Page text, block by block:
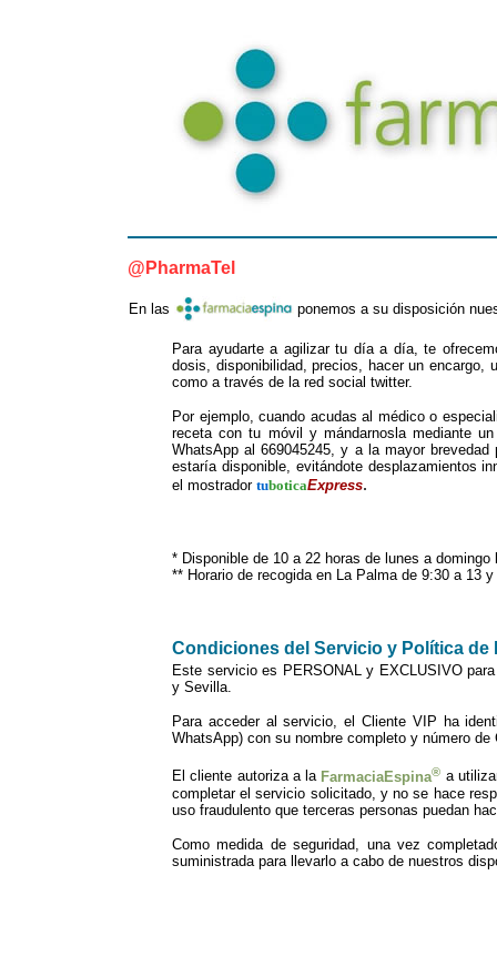
@PharmaTel
En las ponemos a su disposición
Para ayudarte a agilizar tu día a día, te
dosis, disponibilidad, precios, hacer un encargo,
como a través de la red social twitter.
Por ejemplo, cuando acudas al médico o
receta con tu móvil y mándarnosla mediante
WhatsApp al 669045245, y a la mayor
estaría disponible, evitándote desplazamientos
el mostrador tuboticaExpress.
* Disponible de 10 a 22 horas de lunes a
** Horario de recogida en La Palma de 9:30 a 13
Condiciones del Servicio y Política de
Este servicio es PERSONAL y EXCLUSIVO
y Sevilla.
Para acceder al servicio, el Cliente VIP ha
WhatsApp) con su nombre completo y número de
El cliente autoriza a la FarmaciaEspina® a
completar el servicio solicitado, y no se hace
uso fraudulento que terceras personas puedan
Como medida de seguridad, una vez
suministrada para llevarlo a cabo de nuestros